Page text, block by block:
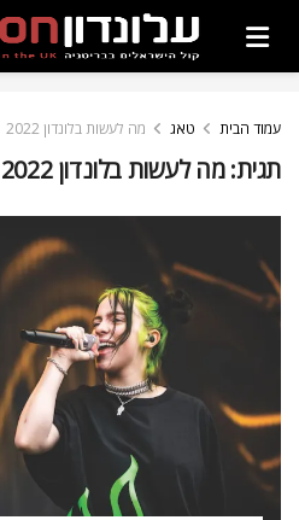
עמוד הבית טאג מה לעשות בלונדון 2022
תגית:מה לעשות בלונדון 2022